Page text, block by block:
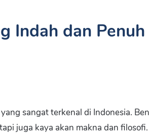
Indah dan
sangat terkenal di Indonesia.
juga kaya akan makna dan